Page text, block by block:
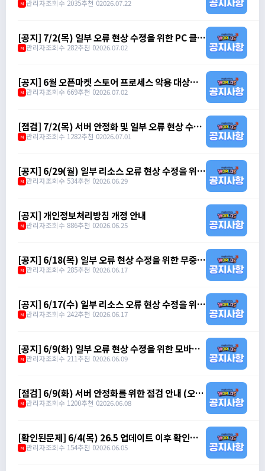
한 점검 안내 (오전 8시 ~ 오전 10시)
M 관리자조회수 2035추천 02026.07.22
[공지] 7/2(목) 일부 오류 현상 수정을 위한 PC 클라
이언트 무중단 패치 안내 (오후 6시 30분)
M 관리자조회수 282추천 02026.07.02
[공지] 6월 오픈마켓 스토어 프로세스 악용 대상자
제재 안내
M 관리자조회수 669추천 02026.07.02
[점검] 7/2(목) 서버 안정화 및 일부 오류 현상 수정
을 위한 점검 안내 (오전 7시 ~ 오전 10시)
M 관리자조회수 1282추천 02026.07.01
[공지] 6/29(월) 일부 리소스 오류 현상 수정을 위한
무중단 패치 안내 (오전 11시)
M 관리자조회수 534추천 02026.06.29
[공지] 개인정보처리방침 개정 안내
M 관리자조회수 886추천 02026.06.25
[공지] 6/18(목) 일부 오류 현상 수정을 위한 무중단
패치 안내 (오전 10시)
M 관리자조회수 285추천 02026.06.17
[공지] 6/17(수) 일부 리소스 오류 현상 수정을 위한
무중단 패치 안내 (오후 3시 ~ 오후 3시 10분)
M 관리자조회수 242추천 02026.06.17
[공지] 6/9(화) 일부 오류 현상 수정을 위한 모바일
클라이언트 무중단 패치 안내 (오전 10시)
M 관리자조회수 211추천 02026.06.09
[점검] 6/9(화) 서버 안정화를 위한 점검 안내 (오전
7시 ~ 오전 8시)
M 관리자조회수 1200추천 02026.06.08
[확인된문제] 6/4(목) 26.5 업데이트 이후 확인된
문제 안내
M 관리자조회수 154추천 02026.06.05